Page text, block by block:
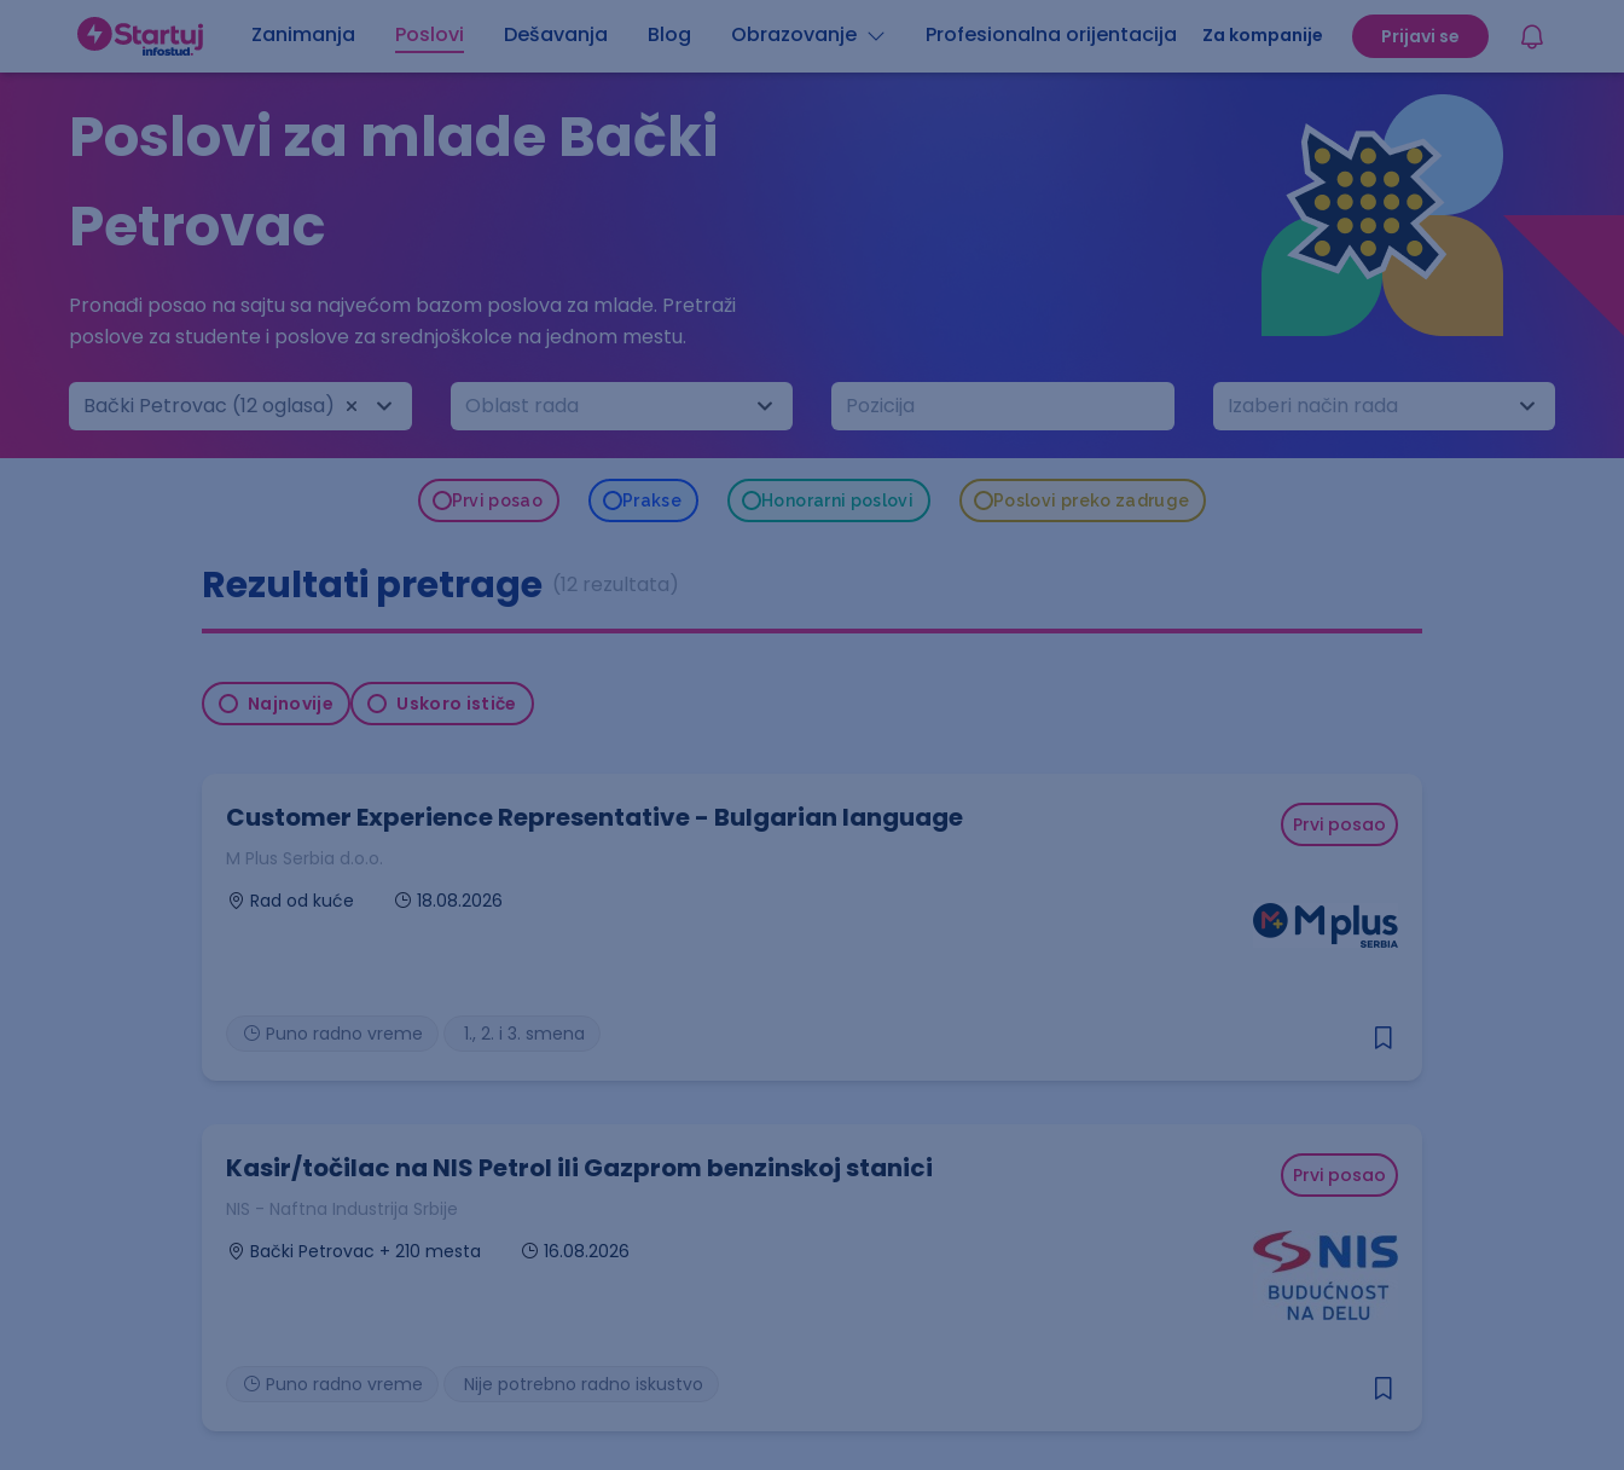
Zanimanja Poslovi Dešavanja Blog Obrazovanje Profesionalna orijentacija Za kompanije Prijavi se
Poslovi za mlade Bački
Petrovac
Pronađi posao na sajtu sa najvećom bazom poslova za mlade. Pretraži
poslove za studente i poslove za srednjoškolce na jednom mestu.
Bački Petrovac (12 oglasa) Oblast rada Pozicija Izaberi način rada
Prvi posao Prakse Honorarni poslovi Poslovi preko zadruge
Rezultati pretrage (12 rezultata)
Najnovije Uskoro ističe
Prvi posao
Customer Experience Representative - Bulgarian language
M Plus Serbia d.o.o.
Rad od kuće
18.08.2026
1., 2. i 3. smena
Puno radno vreme
Prvi posao
Kasir/točilac na NIS Petrol ili Gazprom benzinskoj stanici
NIS - Naftna Industrija Srbije
Bački Petrovac + 210 mesta
16.08.2026
Nije potrebno radno iskustvo
Puno radno vreme